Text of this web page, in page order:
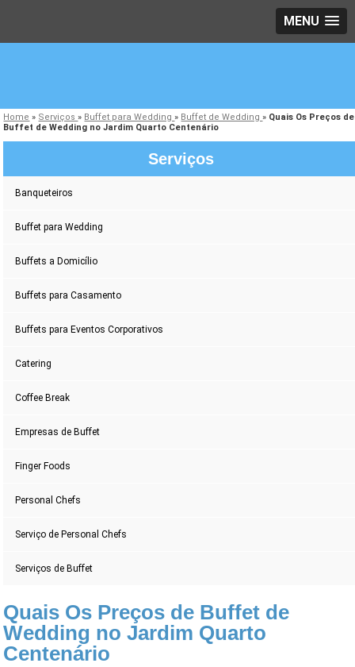
MENU
Home » Serviços» Buffet para Wedding» Buffet de Wedding» Quais Os Preços de
Buffet de Wedding no Jardim Quarto Centenário
Serviços
Banqueteiros
Buffet para Wedding
Buffets a Domicílio
Buffets para Casamento
Buffets para Eventos Corporativos
Catering
Coffee Break
Empresas de Buffet
Finger Foods
Personal Chefs
Serviço de Personal Chefs
Serviços de Buffet
Quais Os Preços de Buffet de
Wedding no Jardim Quarto
Centenário